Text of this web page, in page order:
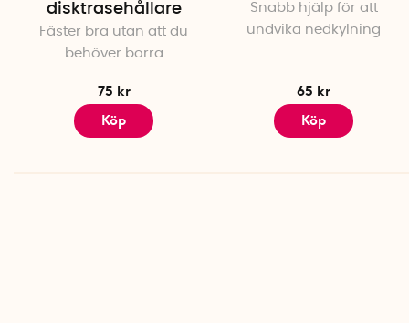
disktrasehållare
Fäster bra utan att du
behöver borra
75 kr
Köp
Snabb hjälp för att
undvika nedkylning
65 kr
Köp